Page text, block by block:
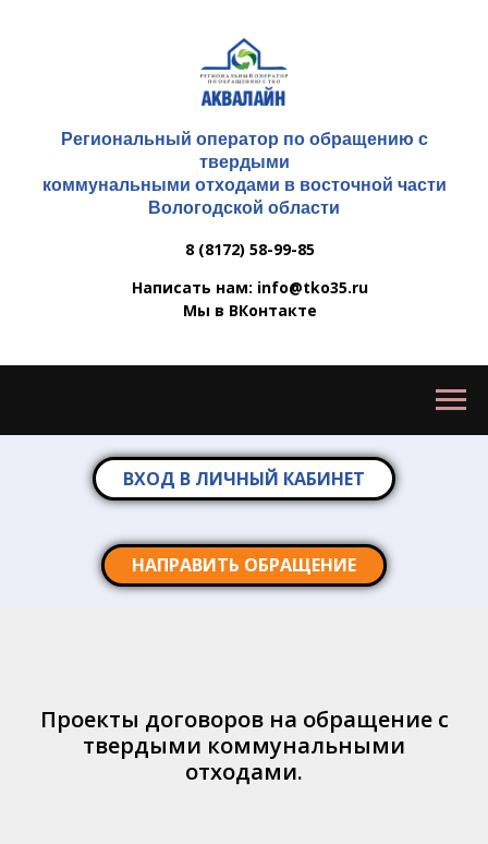
Региональный оператор по обращению с
твердыми
коммунальными отходами в восточной части
Вологодской области
8 (8172) 58-99-85
Написать нам: info@tko35.ru
Мы в ВКонтакте
ВХОД В ЛИЧНЫЙ КАБИНЕТ
НАПРАВИТЬ ОБРАЩЕНИЕ
Проекты договоров на обращение с
твердыми коммунальными
отходами.